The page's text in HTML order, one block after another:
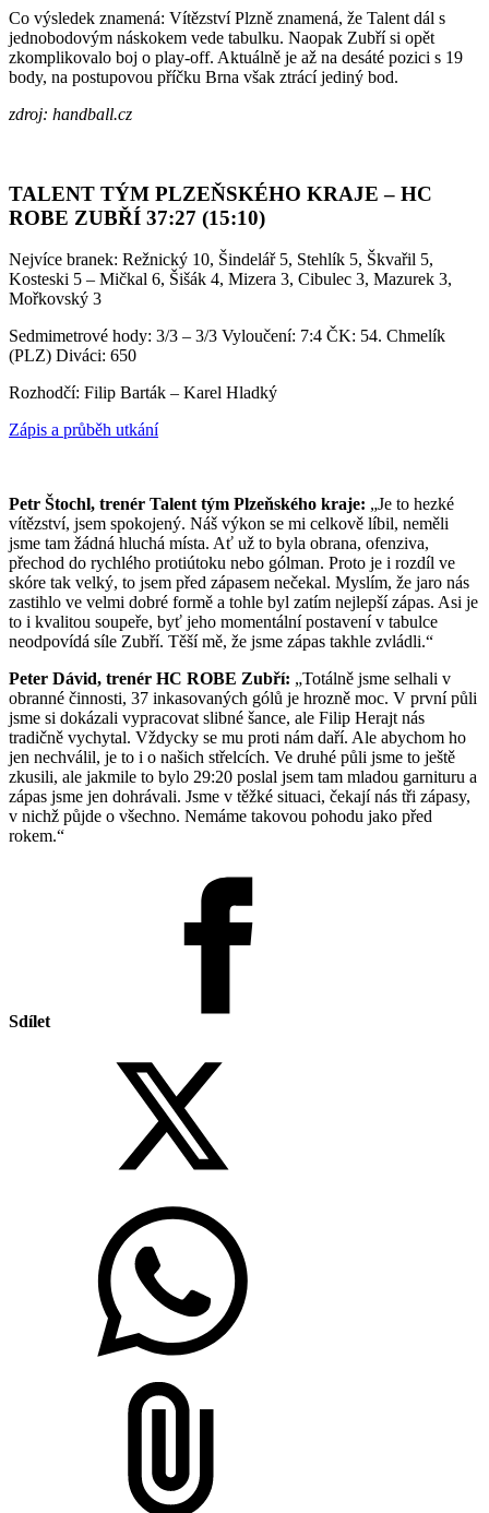
Co výsledek znamená: Vítězství Plzně znamená, že Talent dál s
jednobodovým náskokem vede tabulku. Naopak Zubří si opět
zkomplikovalo boj o play-off. Aktuálně je až na desáté pozici s 19
body, na postupovou příčku Brna však ztrácí jediný bod.
zdroj: handball.cz
TALENT TÝM PLZEŇSKÉHO KRAJE – HC
ROBE ZUBŘÍ 37:27 (15:10)
Nejvíce branek: Režnický 10, Šindelář 5, Stehlík 5, Škvařil 5,
Kosteski 5 – Mičkal 6, Šišák 4, Mizera 3, Cibulec 3, Mazurek 3,
Mořkovský 3
Sedmimetrové hody: 3/3 – 3/3 Vyloučení: 7:4 ČK: 54. Chmelík
(PLZ) Diváci: 650
Rozhodčí: Filip Barták – Karel Hladký
Zápis a průběh utkání
Petr Štochl, trenér Talent tým Plzeňského kraje: „Je to hezké
vítězství, jsem spokojený. Náš výkon se mi celkově líbil, neměli
jsme tam žádná hluchá místa. Ať už to byla obrana, ofenziva,
přechod do rychlého protiútoku nebo gólman. Proto je i rozdíl ve
skóre tak velký, to jsem před zápasem nečekal. Myslím, že jaro nás
zastihlo ve velmi dobré formě a tohle byl zatím nejlepší zápas. Asi je
to i kvalitou soupeře, byť jeho momentální postavení v tabulce
neodpovídá síle Zubří. Těší mě, že jsme zápas takhle zvládli.“
Peter Dávid, trenér HC ROBE Zubří: „Totálně jsme selhali v
obranné činnosti, 37 inkasovaných gólů je hrozně moc. V první půli
jsme si dokázali vypracovat slibné šance, ale Filip Herajt nás
tradičně vychytal. Vždycky se mu proti nám daří. Ale abychom ho
jen nechválil, je to i o našich střelcích. Ve druhé půli jsme to ještě
zkusili, ale jakmile to bylo 29:20 poslal jsem tam mladou garnituru a
zápas jsme jen dohrávali. Jsme v těžké situaci, čekají nás tři zápasy,
v nichž půjde o všechno. Nemáme takovou pohodu jako před
rokem.“
Sdílet